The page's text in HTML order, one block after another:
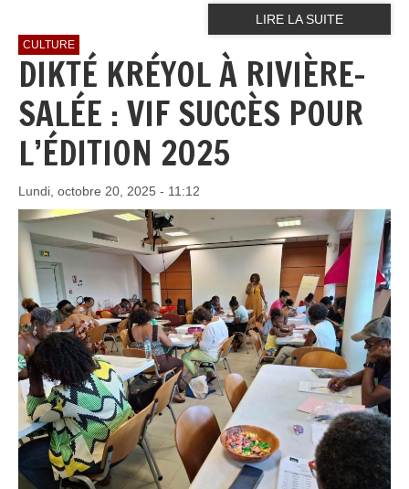
LIRE LA SUITE
CULTURE
DIKTÉ KRÉYOL À RIVIÈRE-
SALÉE : VIF SUCCÈS POUR
L’ÉDITION 2025
Lundi, octobre 20, 2025 - 11:12